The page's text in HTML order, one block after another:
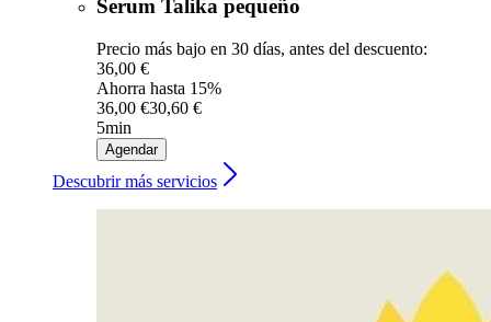
Serum Talika pequeño
Precio más bajo en 30 días, antes del descuento:
36,00 €
Ahorra hasta 15%
36,00 €30,60 €
5min
Agendar
Descubrir más servicios